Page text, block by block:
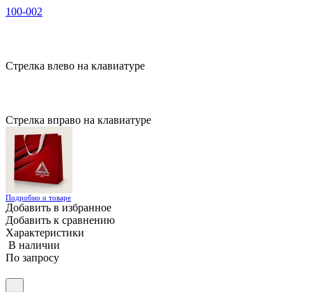
100-002
Стрелка влево на клавиатуре
Стрелка вправо на клавиатуре
Подробно о товаре
Добавить в избранное
Добавить к сравнению
Характеристики
В наличии
По запросу